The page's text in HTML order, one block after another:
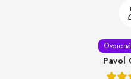
Pavol